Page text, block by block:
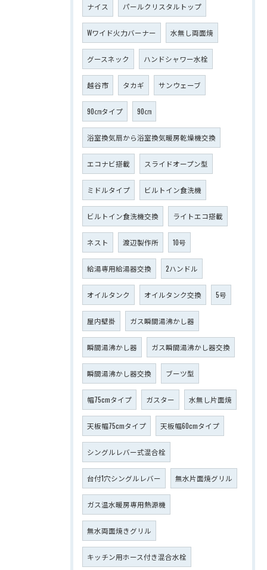
ナイス パールクリスタルトップ
Wワイド火力バーナー 水無し両面焼
グースネック ハンドシャワー水栓
越谷市 タカギ サンウェーブ
90㎝タイプ 90㎝
浴室換気扇から浴室換気暖房乾燥機交換
エコナビ搭載 スライドオープン型
ミドルタイプ ビルトイン食洗機
ビルトイン食洗機交換 ライトエコ搭載
ネスト 渡辺製作所 10号
給湯専用給湯器交換 2ハンドル
オイルタンク オイルタンク交換 5号
屋内壁掛 ガス瞬間湯沸かし器
瞬間湯沸かし器 ガス瞬間湯沸かし器交換
瞬間湯沸かし器交換 ブーツ型
幅75cmタイプ ガスター 水無し片面焼
天板幅75cmタイプ 天板幅60cmタイプ
シングルレバー式混合栓
台付1穴シングルレバー 無水片面焼グリル
ガス温水暖房専用熱源機
無水両面焼きグリル
キッチン用ホース付き混合水栓